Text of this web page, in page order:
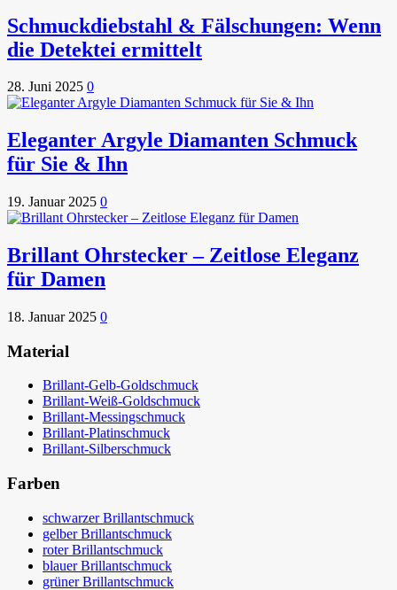
Schmuckdiebstahl & Fälschungen: Wenn
die Detektei ermittelt
28. Juni 2025 0
Eleganter Argyle Diamanten Schmuck
für Sie & Ihn
19. Januar 2025 0
Brillant Ohrstecker – Zeitlose Eleganz
für Damen
18. Januar 2025 0
Material
Brillant-Gelb-Goldschmuck
Brillant-Weiß-Goldschmuck
Brillant-Messingschmuck
Brillant-Platinschmuck
Brillant-Silberschmuck
Farben
schwarzer Brillantschmuck
gelber Brillantschmuck
roter Brillantschmuck
blauer Brillantschmuck
grüner Brillantschmuck